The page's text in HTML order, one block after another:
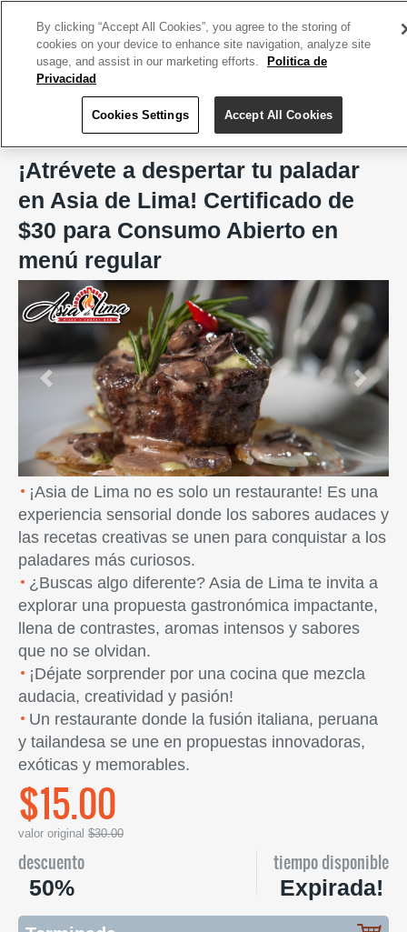
Asia de Lima, San Juan
¡Atrévete a despertar tu paladar
en Asia de Lima! Certificado de
$30 para Consumo Abierto en
menú regular
Previous Next
¡Asia de Lima no es solo un restaurante! Es una
experiencia sensorial donde los sabores audaces y
las recetas creativas se unen para conquistar a los
paladares más curiosos.
¿Buscas algo diferente? Asia de Lima te invita a
explorar una propuesta gastronómica impactante,
llena de contrastes, aromas intensos y sabores
que no se olvidan.
¡Déjate sorprender por una cocina que mezcla
audacia, creatividad y pasión!
Un restaurante donde la fusión italiana, peruana
y tailandesa se une en propuestas innovadoras,
exóticas y memorables.
$15.00
valor original $30.00
descuento
50%
tiempo disponible
Expirada!
By clicking “Accept All Cookies”, you agree to the storing of
cookies on your device to enhance site navigation, analyze site
usage, and assist in our marketing efforts.
Politica de
Privacidad
Cookies Settings Accept All Cookies